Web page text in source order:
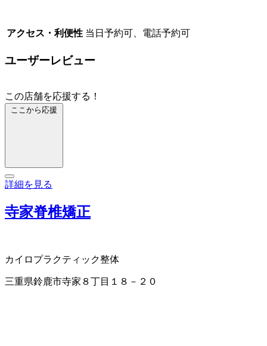
アクセス・利便性 当日予約可、電話予約可
ユーザーレビュー
この店舗を応援する！
ここから応援
詳細を見る
寺家脊椎矯正
カイロプラクティック整体
三重県鈴鹿市寺家８丁目１８－２０